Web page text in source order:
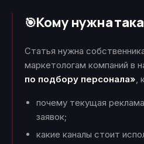
🎯Кому нужна
Статья нужна
маркетологам компаний в
по подбору персонала»,
почему текущая
заявок;
какие каналы стоит